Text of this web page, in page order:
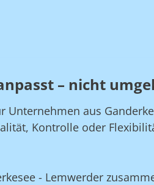
– nicht
aus
Kontrolle oder
- Lemwerder